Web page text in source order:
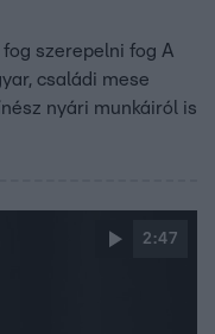
szerepelni fog A
családi mese
nyári munkáiról is
2:47